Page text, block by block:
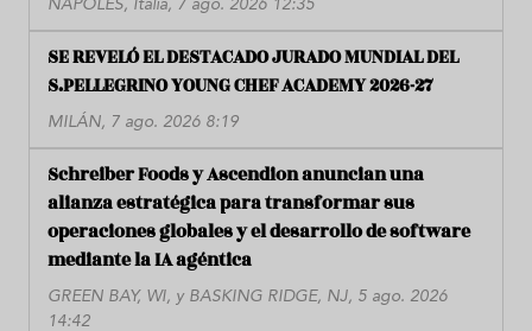
NÁPOLES, Italia, 7 ago. 2026 12:35
SE REVELÓ EL DESTACADO JURADO MUNDIAL DEL
S.PELLEGRINO YOUNG CHEF ACADEMY 2026-27
MILÁN, 7 ago. 2026 8:19
Schreiber Foods y Ascendion anuncian una
alianza estratégica para transformar sus
operaciones globales y el desarrollo de software
mediante la IA agéntica
GREEN BAY, WI, y BASKING RIDGE, NJ, 5 ago. 2026
14:42